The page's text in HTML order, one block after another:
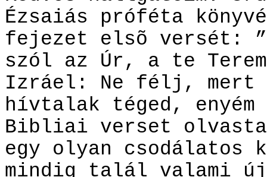
Ézsaiás próféta
fejezet elsõ versét:
szól az Úr, a te
Izráel: Ne félj, mert
hívtalak téged,
Bibliai verset
egy olyan csodálatos
mindig talál valami